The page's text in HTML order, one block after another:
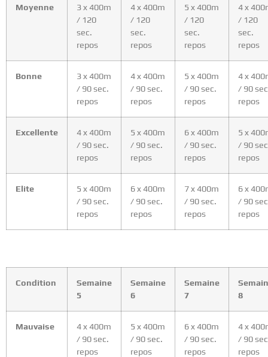
Moyenne
3 x 400m
/ 120
sec.
repos
4 x 400m
/ 120
sec.
repos
5 x 400m
/ 120
sec.
repos
4 x
/ 120
sec.
repos
Bonne
3 x 400m
/ 90 sec.
repos
4 x 400m
/ 90 sec.
repos
5 x 400m
/ 90 sec.
repos
4 x
/ 90
repos
Excellente
4 x 400m
/ 90 sec.
repos
5 x 400m
/ 90 sec.
repos
6 x 400m
/ 90 sec.
repos
5 x
/ 90
repos
Elite
5 x 400m
/ 90 sec.
repos
6 x 400m
/ 90 sec.
repos
7 x 400m
/ 90 sec.
repos
6 x
/ 90
repos
Condition
Semaine
5
Semaine
6
Semaine
7
8
Mauvaise
4 x 400m
/ 90 sec.
repos
5 x 400m
/ 90 sec.
repos
6 x 400m
/ 90 sec.
repos
4 x
/ 90
repos